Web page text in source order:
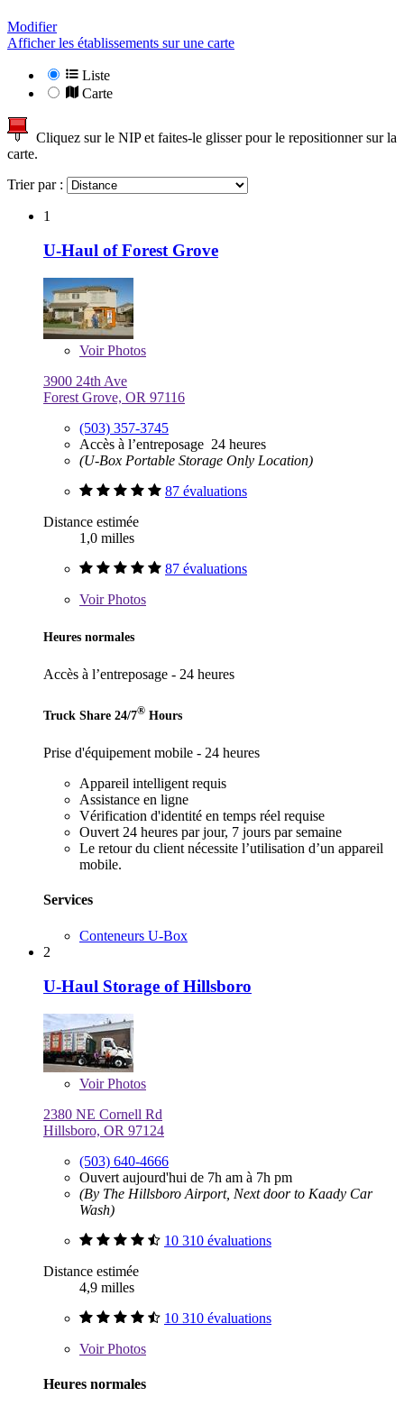
Modifier
Afficher les établissements sur une carte
Liste
Carte
Cliquez sur le NIP et faites-le glisser pour le repositionner sur la
carte.
Trier par :
1
U-Haul of Forest Grove
VoirPhotos
3900 24th Ave
Forest Grove, OR 97116
(503) 357-3745
Accès à l’entreposage 24 heures
(U-Box Portable Storage Only Location)
87 évaluations
Distance estimée
1,0 milles
87 évaluations
VoirPhotos
Heures normales
Accès à l’entreposage - 24 heures
Truck Share 24/7® Hours
Prise d'équipement mobile - 24 heures
Appareil intelligent requis
Assistance en ligne
Vérification d'identité en temps réel requise
Ouvert 24 heures par jour, 7 jours par semaine
Le retour du client nécessite l’utilisation d’un appareil
mobile.
Services
Conteneurs U-Box
2
U-Haul Storage of Hillsboro
VoirPhotos
2380 NE Cornell Rd
Hillsboro, OR 97124
(503) 640-4666
Ouvert aujourd'hui de 7h am à 7h pm
(By The Hillsboro Airport, Next door to Kaady Car
Wash)
10 310 évaluations
Distance estimée
4,9 milles
10 310 évaluations
VoirPhotos
Heures normales